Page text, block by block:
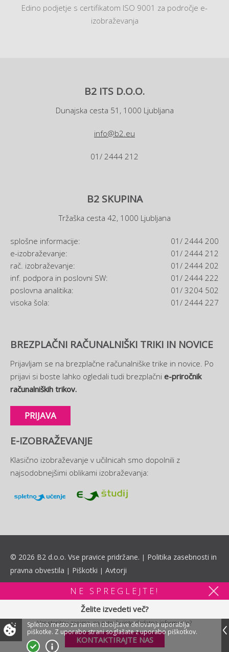
Edino podjetje s certifikatom ISO 9001 za področje e-
izobraževanja
B2 ITS D.O.O.
Dunajska cesta 51, 1000 Ljubljana
info@b2.eu
01/ 2444 212
B2 SKUPINA
Tržaška cesta 42, 1000 Ljubljana
splošne informacije:
01/ 2444 200
e-izobraževanje:
01/ 2444 212
rač. izobraževanje:
01/ 2444 202
inf. podpora in poslovni SW:
01/ 2444 222
poslovna analitika:
01/ 3204 502
visoka šola:
01/ 2444 227
BREZPLAČNI RAČUNALNIŠKI TRIKI IN NOVICE
Prijavljam se na brezplačne računalniške trike in novice. Po
prijavi si boste lahko ogledali tudi brezplačni e-priročnik
računalniških trikov.
PRIJAVA
E-IZOBRAŽEVANJE
Klasično izobraževanje v učilnicah smo dopolnili z
najsodobnejšimi oblikami izobraževanja:
© 2026 B2 d.o.o. Vse pravice pridržane. | Politika zasebnosti in
pravna obvestila | Piškotki | Avtorji
Spletno mesto za namen izboljšave delovanja uporablja
piškotke. Z uporabo strani soglašate z uporabo piškotkov.
NE SPREGLEJTE!
Želite izvedeti več?
Vas storitev zanima, pa potrebujete dodatne informacije?
KONTAKTIRAJTE NAS